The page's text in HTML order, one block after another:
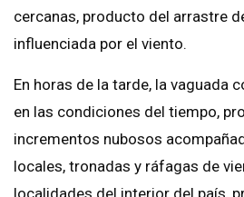
cercanas, producto del arrastre
influenciada por el viento.
En horas de la tarde, la vaguada
en las condiciones del tiempo,
incrementos nubosos
locales, tronadas y ráfagas de